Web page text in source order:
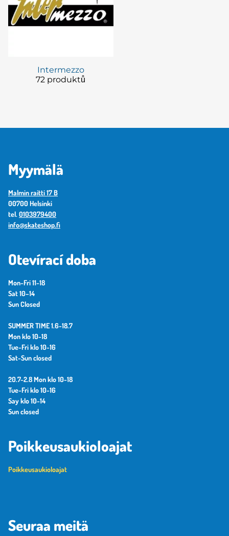
Intermezzo
72 produktů
Myymälä
Malmin raitti 17 B
00700 Helsinki
tel. 0103979400
info@skateshop.fi
Otevírací doba
Mon-Fri 11-18
Sat 10–14
Sun Closed
SUMMER TIME 1.6-18.7
Mon klo 10-18
Tue-Fri klo 10-16
Sat-Sun closed
20.7-2.8 Mon klo 10-18
Tue-Fri klo 10-16
Say klo 10-14
Sun closed
Poikkeusaukioloajat
Poikkeusaukioloajat
Seuraa meitä